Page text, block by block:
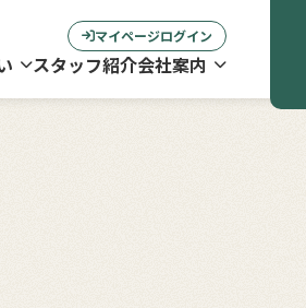
マイページログイン
スタッフ紹介会社案内